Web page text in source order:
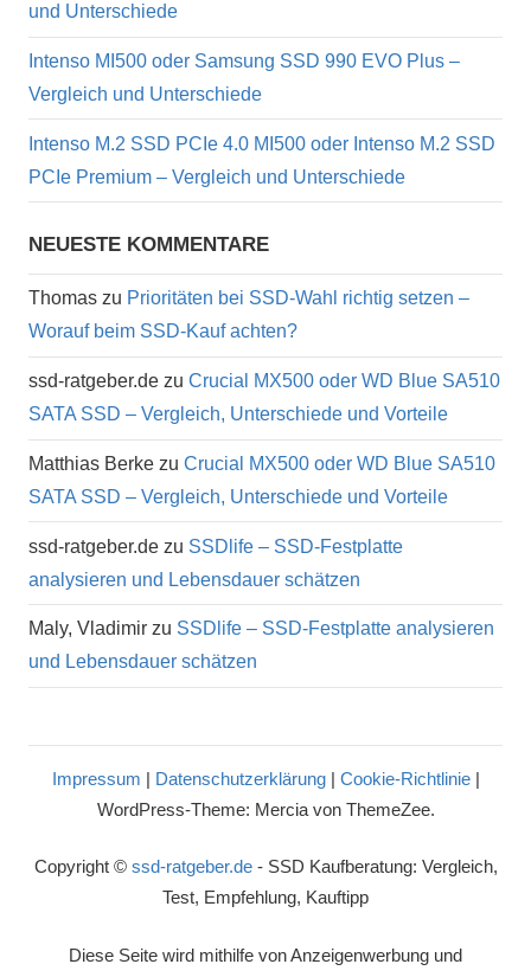
und Unterschiede
Intenso MI500 oder Samsung SSD 990 EVO Plus –
Vergleich und Unterschiede
Intenso M.2 SSD PCIe 4.0 MI500 oder Intenso M.2 SSD
PCIe Premium – Vergleich und Unterschiede
NEUESTE KOMMENTARE
Thomas zu Prioritäten bei SSD-Wahl richtig setzen –
Worauf beim SSD-Kauf achten?
ssd-ratgeber.de zu Crucial MX500 oder WD Blue SA510
SATA SSD – Vergleich, Unterschiede und Vorteile
Matthias Berke zu Crucial MX500 oder WD Blue SA510
SATA SSD – Vergleich, Unterschiede und Vorteile
ssd-ratgeber.de zu SSDlife – SSD-Festplatte
analysieren und Lebensdauer schätzen
Maly, Vladimir zu SSDlife – SSD-Festplatte analysieren
und Lebensdauer schätzen
Impressum | Datenschutzerklärung| Cookie-Richtlinie|
WordPress-Theme: Mercia von ThemeZee.
Copyright © ssd-ratgeber.de- SSD Kaufberatung: Vergleich,
Test, Empfehlung, Kauftipp
Diese Seite wird mithilfe von Anzeigenwerbung und